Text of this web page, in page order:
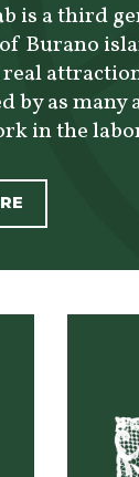
is a third
Burano
by as
in the